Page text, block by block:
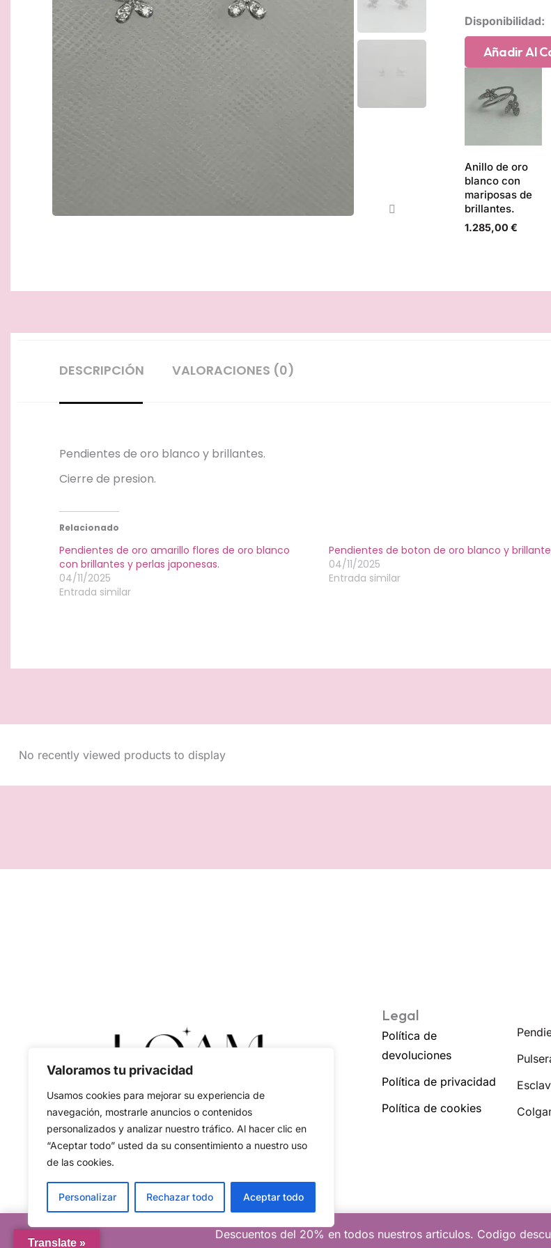
Valoramos tu privacidad
Usamos cookies para mejorar su experiencia de
navegación, mostrarle anuncios o contenidos
personalizados y analizar nuestro tráfico. Al hacer clic en
“Aceptar todo” usted da su consentimiento a nuestro uso
de las cookies.
Personalizar Rechazar todo Aceptar todo
Descuentos del 20% en todos nuestros articulos. Codigo
Disponibilidad:
Pendientes
mariposas
blanco
brillantes.
Añadir Al
Anillo de oro
blanco con
mariposas de
brillantes.
1.285,00 €
DESCRIPCIÓN VALORACIONES (0)
Pendientes de oro blanco y brillantes.
Cierre de presion.
Relacionado
Pendientes de oro amarillo flores de oro blanco
con brillantes y perlas japonesas.
04/11/2025
Entrada similar
Pendientes de boton de oro blanco y
04/11/2025
Entrada similar
No recently viewed products to display
Legal
Política de
devoluciones
Política de privacidad
Política de cookies
Translate »